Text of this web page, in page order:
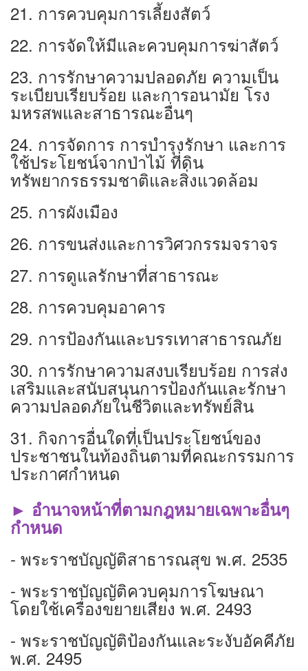
21. การควบคุมการเลี้ยงสัตว์
22. การจัดให้มีและควบคุมการฆ่าสัตว์
23. การรักษาความปลอดภัย ความเป็น
ระเบียบเรียบร้อย และการอนามัย โรง
มหรสพและสาธารณะอื่นๆ
24. การจัดการ การบำรุงรักษา และการ
ใช้ประโยชน์จากป่าไม้ ที่ดิน
ทรัพยากรธรรมชาติและสิ่งแวดล้อม
25. การผังเมือง
26. การขนส่งและการวิศวกรรมจราจร
27. การดูแลรักษาที่สาธารณะ
28. การควบคุมอาคาร
29. การป้องกันและบรรเทาสาธารณภัย
30. การรักษาความสงบเรียบร้อย การส่ง
เสริมและสนับสนุนการป้องกันและรักษา
ความปลอดภัยในชีวิตและทรัพย์สิน
31. กิจการอื่นใดที่เป็นประโยชน์ของ
ประชาชนในท้องถิ่นตามที่คณะกรรมการ
ประกาศกำหนด
► อำนาจหน้าที่ตามกฎหมายเฉพาะอื่นๆ
กำหนด
- พระราชบัญญัติสาธารณสุข พ.ศ. 2535
- พระราชบัญญัติควบคุมการโฆษณา
โดยใช้เครื่องขยายเสียง พ.ศ. 2493
- พระราชบัญญัติป้องกันและระงับอัคคีภัย
พ.ศ. 2495